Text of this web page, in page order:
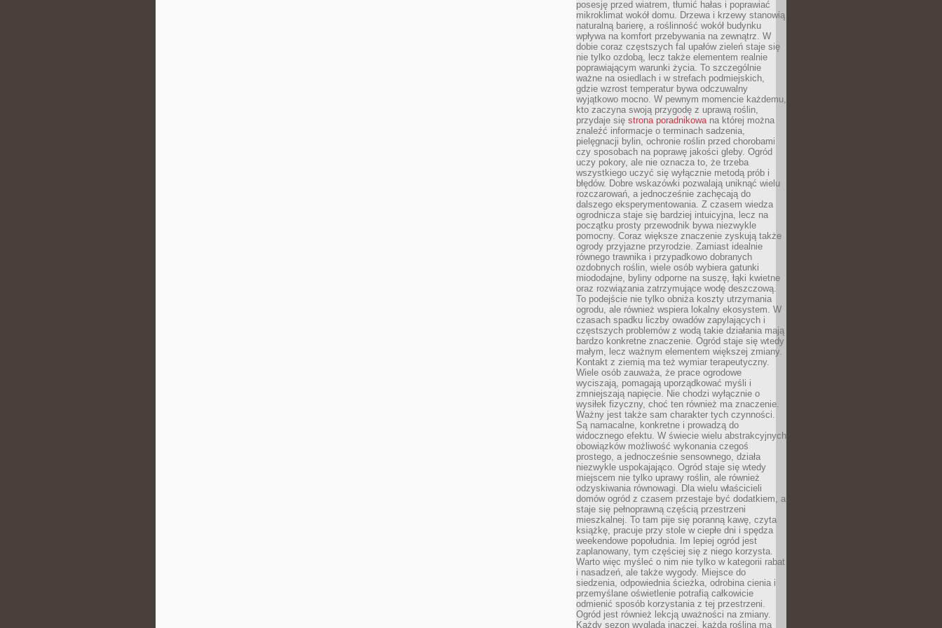
posesję przed wiatrem, tłumić hałas i poprawiać
mikroklimat wokół domu. Drzewa i krzewy stanowią
naturalną barierę, a roślinność wokół budynku
wpływa na komfort przebywania na zewnątrz. W
dobie coraz częstszych fal upałów zieleń staje się
nie tylko ozdobą, lecz także elementem realnie
poprawiającym warunki życia. To szczególnie
ważne na osiedlach i w strefach podmiejskich,
gdzie wzrost temperatur bywa odczuwalny
wyjątkowo mocno. W pewnym momencie każdemu,
kto zaczyna swoją przygodę z uprawą roślin,
przydaje się strona poradnikowana której można
znaleźć informacje o terminach sadzenia,
pielęgnacji bylin, ochronie roślin przed chorobami
czy sposobach na poprawę jakości gleby. Ogród
uczy pokory, ale nie oznacza to, że trzeba
wszystkiego uczyć się wyłącznie metodą prób i
błędów. Dobre wskazówki pozwalają uniknąć wielu
rozczarowań, a jednocześnie zachęcają do
dalszego eksperymentowania. Z czasem wiedza
ogrodnicza staje się bardziej intuicyjna, lecz na
początku prosty przewodnik bywa niezwykle
pomocny. Coraz większe znaczenie zyskują także
ogrody przyjazne przyrodzie. Zamiast idealnie
równego trawnika i przypadkowo dobranych
ozdobnych roślin, wiele osób wybiera gatunki
miododajne, byliny odporne na suszę, łąki kwietne
oraz rozwiązania zatrzymujące wodę deszczową.
To podejście nie tylko obniża koszty utrzymania
ogrodu, ale również wspiera lokalny ekosystem. W
czasach spadku liczby owadów zapylających i
częstszych problemów z wodą takie działania mają
bardzo konkretne znaczenie. Ogród staje się wtedy
małym, lecz ważnym elementem większej zmiany.
Kontakt z ziemią ma też wymiar terapeutyczny.
Wiele osób zauważa, że prace ogrodowe
wyciszają, pomagają uporządkować myśli i
zmniejszają napięcie. Nie chodzi wyłącznie o
wysiłek fizyczny, choć ten również ma znaczenie.
Ważny jest także sam charakter tych czynności.
Są namacalne, konkretne i prowadzą do
widocznego efektu. W świecie wielu abstrakcyjnych
obowiązków możliwość wykonania czegoś
prostego, a jednocześnie sensownego, działa
niezwykle uspokajająco. Ogród staje się wtedy
miejscem nie tylko uprawy roślin, ale również
odzyskiwania równowagi. Dla wielu właścicieli
domów ogród z czasem przestaje być dodatkiem, a
staje się pełnoprawną częścią przestrzeni
mieszkalnej. To tam pije się poranną kawę, czyta
książkę, pracuje przy stole w ciepłe dni i spędza
weekendowe popołudnia. Im lepiej ogród jest
zaplanowany, tym częściej się z niego korzysta.
Warto więc myśleć o nim nie tylko w kategorii rabat
i nasadzeń, ale także wygody. Miejsce do
siedzenia, odpowiednia ścieżka, odrobina cienia i
przemyślane oświetlenie potrafią całkowicie
odmienić sposób korzystania z tej przestrzeni.
Ogród jest również lekcją uważności na zmiany.
Każdy sezon wygląda inaczej, każda roślina ma